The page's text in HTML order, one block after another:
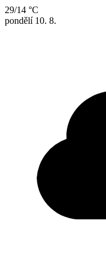
29/14 °C
pondělí 10. 8.